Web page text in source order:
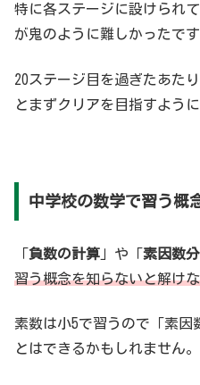
特に各ステージに設けられ
が鬼のように難しかったです
20ステージ目を過ぎたあた
とまずクリアを目指すように
中学校の数学で習う概
「負数の計算 」や「素因数
習う概念を知らないと解け
素数は小5で習うので「素因
とはできるかもしれません。